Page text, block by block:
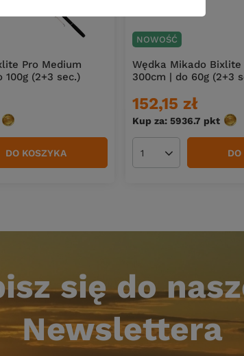
Pro Medium
100g (2+3 sec.)
punktów
DO KOSZYKA
NOWOŚĆ
Wędka Mikado Bixlite
300cm | do 60g (2+3
152,15 zł
Kup za: 5936.7 pkt
Ilość produktów
się do
Newslettera